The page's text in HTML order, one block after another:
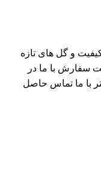
و گل های تازه
سفارش با ما در
با ما تماس حاصل